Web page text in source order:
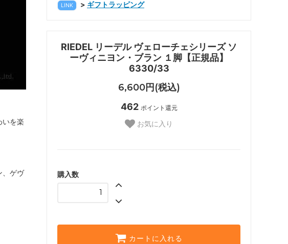
LINK > ギフトラッピング
RIEDEL リーデル ヴェローチェシリーズ ソ
ーヴィニヨン・ブラン １脚【正規品】
6330/33
6,600円(税込)
462 ポイント還元
お気に入り
購入数
カートに入れる
いを楽
、ゲヴ